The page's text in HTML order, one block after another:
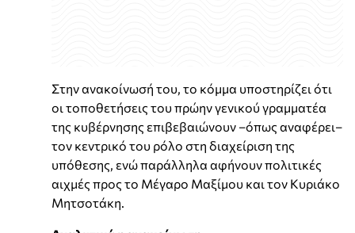
Στην ανακοίνωσή του, το κόμμα υποστηρίζει ότι
οι τοποθετήσεις του πρώην γενικού γραμματέα
της κυβέρνησης επιβεβαιώνουν –όπως αναφέρει–
τον κεντρικό του ρόλο στη διαχείριση της
υπόθεσης, ενώ παράλληλα αφήνουν πολιτικές
αιχμές προς το Μέγαρο Μαξίμου και τον Κυριάκο
Μητσοτάκη.